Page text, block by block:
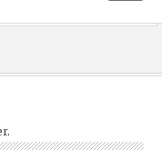
.